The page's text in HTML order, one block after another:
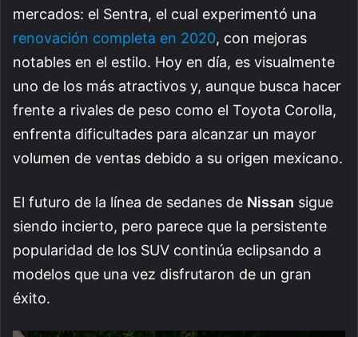
mercados: el Sentra, el cual experimentó una
renovación completa en 2020, con mejoras
notables en el estilo. Hoy en día, es visualmente
uno de los más atractivos y, aunque busca hacer
frente a rivales de peso como el Toyota Corolla,
enfrenta dificultades para alcanzar un mayor
volumen de ventas debido a su origen mexicano.
El futuro de la línea de sedanes de Nissan sigue
siendo incierto, pero parece que la persistente
popularidad de los SUV continúa eclipsando a
modelos que una vez disfrutaron de un gran
éxito.